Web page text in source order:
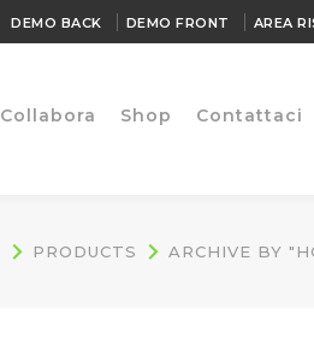
DEMO BACK DEMO FRONT AREA
Collabora Shop Contattaci
PRODUCTS ARCHIVE BY